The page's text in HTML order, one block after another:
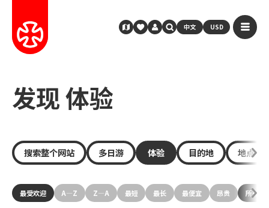
中文 USD
发现 体验
搜索整个网站 多日游 体验 目的地 地点
最受欢迎 A—Z Z—A 最短 最长 最便宜 昂贵 所有活